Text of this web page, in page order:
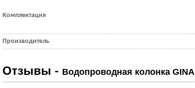
Комплектация
Производитель
Отзывы - Водопроводная колонка GINA